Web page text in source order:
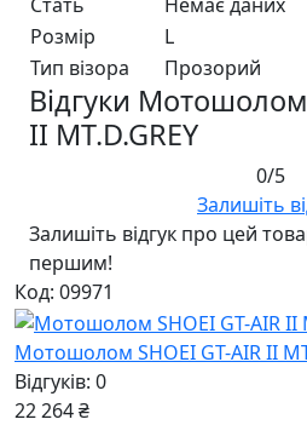
Розмір
L
Тип візора
Прозорий
Відгуки Мотошолом
II MT.D.GREY
0/5
Залишіть
Залишіть відгук про цей
першим!
Код: 09971
Мотошолом SHOEI GT-AIR II
Відгуків: 0
22 264 ₴